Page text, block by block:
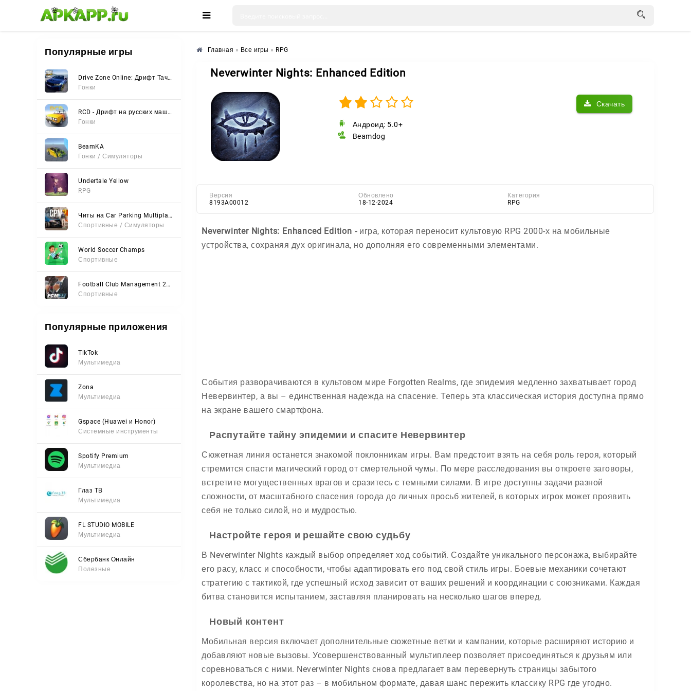
🌸 🌼 🌺
Популярные игры
Drive Zone Online: Дрифт Тачки
Гонки
RCD - Дрифт на русских машинах
Гонки
BeamKA
Гонки / Симуляторы
Undertale Yellow
RPG
Читы на Car Parking Multiplayer 2 (Все открыто, Мод-Меню)
Спортивные / Симуляторы
World Soccer Champs
Спортивные
Football Club Management 2023
Спортивные
Популярные приложения
TikTok
Мультимедиа
Zona
Мультимедиа
Gspace (Huawei и Honor)
Системные инструменты
Spotify Premium
Мультимедиа
Глаз ТВ
Мультимедиа
FL STUDIO MOBILE
Мультимедиа
Сбербанк Онлайн
Полезные
Главная » Все игры » RPG
Neverwinter Nights: Enhanced Edition
Скачать
Андроид: 5.0+
Beamdog
Версия
8193A00012
Обновлено
18-12-2024
Категория
RPG
Neverwinter Nights: Enhanced Edition - игра, которая переносит культовую RPG 2000-х на мобильные
устройства, сохраняя дух оригинала, но дополняя его современными элементами.
События разворачиваются в культовом мире Forgotten Realms, где эпидемия медленно захватывает город
Невервинтер, а вы – единственная надежда на спасение. Теперь эта классическая история доступна прямо
на экране вашего смартфона.
Распутайте тайну эпидемии и спасите Невервинтер
Сюжетная линия останется знакомой поклонникам игры. Вам предстоит взять на себя роль героя, который
стремится спасти магический город от смертельной чумы. По мере расследования вы откроете заговоры,
встретите могущественных врагов и сразитесь с темными силами. В игре доступны задачи разной
сложности, от масштабного спасения города до личных просьб жителей, в которых игрок может проявить
себя не только силой, но и мудростью.
Настройте героя и решайте свою судьбу
В Neverwinter Nights каждый выбор определяет ход событий. Создайте уникального персонажа, выбирайте
его расу, класс и способности, чтобы адаптировать его под свой стиль игры. Боевые механики сочетают
стратегию с тактикой, где успешный исход зависит от ваших решений и координации с союзниками. Каждая
битва становится испытанием, заставляя планировать на несколько шагов вперед.
Новый контент
Мобильная версия включает дополнительные сюжетные ветки и кампании, которые расширяют историю и
добавляют новые вызовы. Усовершенствованный мультиплеер позволяет присоединяться к друзьям или
соревноваться с ними. Neverwinter Nights снова предлагает вам перевернуть страницы забытого
королевства, но на этот раз – в мобильном формате, давая шанс пережить классику RPG где угодно.